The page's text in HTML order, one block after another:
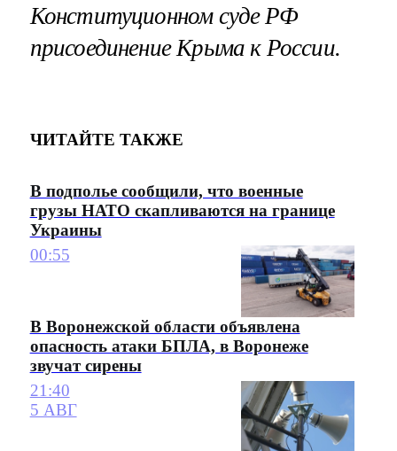
Конституционном суде РФ
присоединение Крыма к России.
ЧИТАЙТЕ ТАКЖЕ
В подполье сообщили, что военные
грузы НАТО скапливаются на границе
Украины
00:55
В Воронежской области объявлена
опасность атаки БПЛА, в Воронеже
звучат сирены
21:40
5 АВГ